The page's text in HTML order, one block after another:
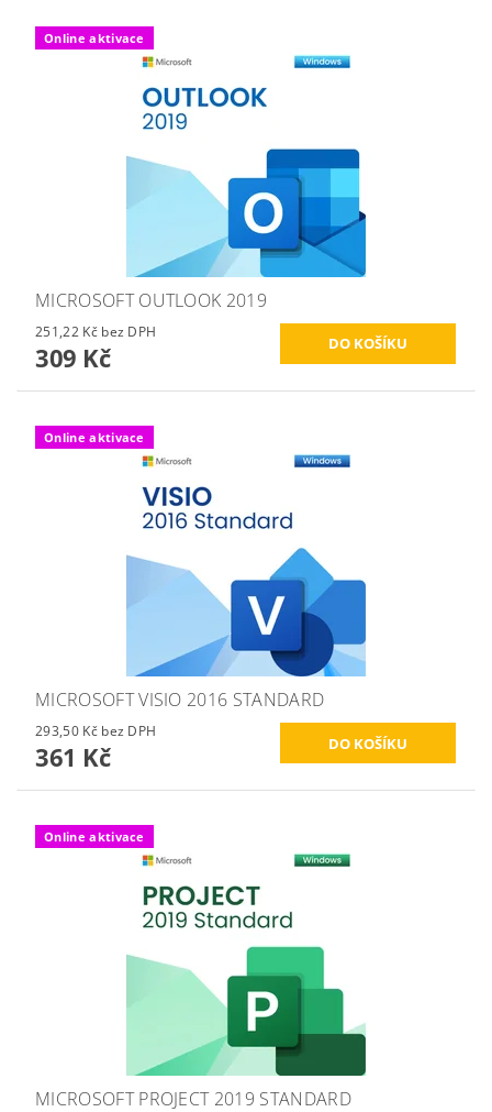
Online aktivace
MICROSOFT OUTLOOK 2019
251,22 Kč bez DPH
309 Kč
Online aktivace
MICROSOFT VISIO 2016 STANDARD
293,50 Kč bez DPH
361 Kč
Online aktivace
MICROSOFT PROJECT 2019 STANDARD